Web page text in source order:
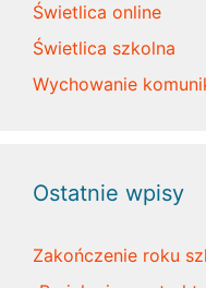
Świetlica online
Świetlica szkolna
Wychowanie
Ostatnie wpisy
Zakończenie roku